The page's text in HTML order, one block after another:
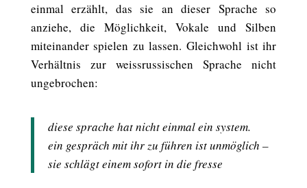
einmal erzählt, das sie an dieser Sprache so
anziehe, die Möglichkeit, Vokale und Silben
miteinander spielen zu lassen. Gleichwohl ist ihr
Verhältnis zur weissrussischen Sprache nicht
ungebrochen:
diese sprache hat nicht einmal ein system.
ein gespräch mit ihr zu führen ist unmöglich –
sie schlägt einem sofort in die fresse